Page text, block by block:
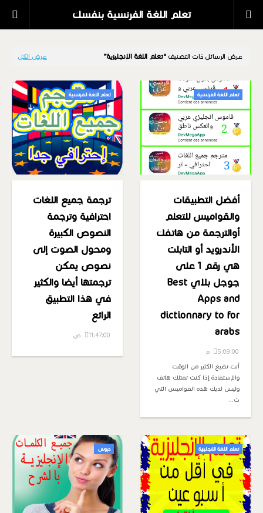
تعلم اللغة الفرنسية بنفسك
عرض الرسائل ذات التصنيف تعلم اللغة الإنجليزية عرض الكل
تعلم اللغة الفرنسية
أفضل التطبيقات
والقواميس للتعلم
أوالترجمة من هاتفك
الأندرويد أو التابلت
هي رقم 1 على
جوجل بلاي Best
Apps and
dictionnary to for
arabs
5:09:00 م
أنت تضيع الكثير من الوقت
والإستفادة إذا كنت تمتلك هاتف
وليس لديك هذه القواميس التي
ت…
تعلم اللغة الفرنسية
ترجمة جميع اللغات
احترافية وترجمة
النصوص الكبيرة
ومحول الصوت إلى
نصوص يمكن
ترجمتها أيضا والكثير
في هذا التطبيق
الرائع
11:47:00 ص
تعلم اللغة الإنجليزية دروس